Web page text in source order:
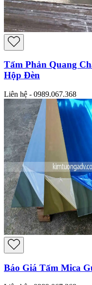
Tấm Phản Quang
Hộp Đèn
Liên hệ - 0989.067.368
Báo Giá Tấm Mica